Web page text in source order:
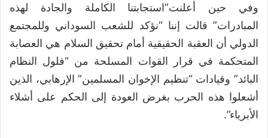
وفي حين أعلنت”استجابتنا الكاملة والجادة لهذه
المبادرات” قالت إننا “نؤكد للشعب السوداني وللمجتمع
الدولي أن العقبة الحقيقية أمام تحقيق السلام هي العصابة
المتحكمة في قرار القوات المسلحة من “فلول النظام
البائد” وقيادات “تنظيم الإخوان المسلمين” الإرهابي، الذين
أشعلوا هذه الحرب بغرض العودة إلى الحكم على أشلاء
الأبرياء”.